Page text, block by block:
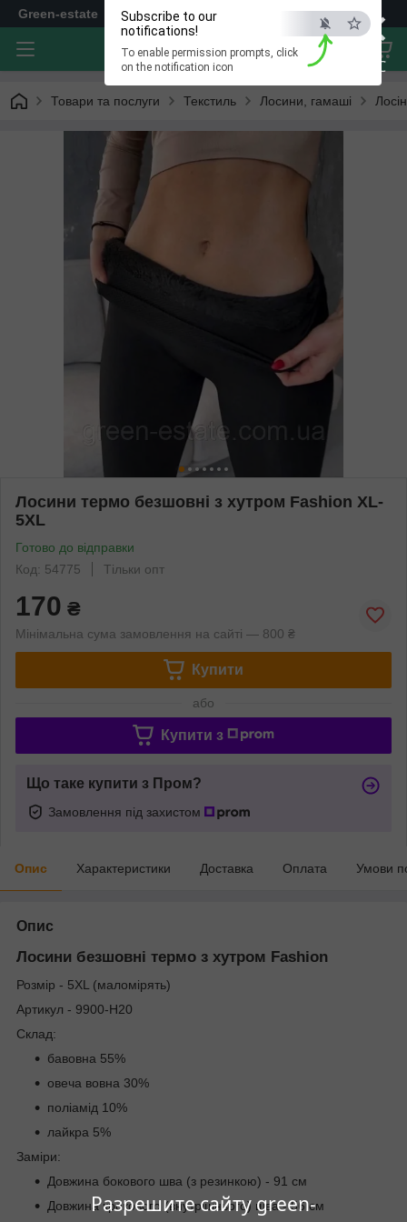
×
ESC
Разрешите сайту green-
Subscribe to our
notifications!
To enable permission prompts, click
on the notification icon
Green-estate
Товари та послуги Текстиль Лосини, гамаші
Лосини термо безшовні з хутром Fashion XL-
5XL
Готово до відправки
Код: 54775
Тільки опт
170 ₴
Мінімальна сума замовлення на сайті — 800 ₴
Купити
або
Купити з
Що таке купити з Пром?
Замовлення під захистом
Опис Характеристики Доставка Оплата Умови
Опис
Лосини безшовні термо з хутром Fashion
Розмір - 5XL (маломірять)
Артикул - 9900-H20
Склад:
бавовна 55%
овеча вовна 30%
поліамід 10%
лайкра 5%
Заміри:
Довжина бокового шва (з резинкою) - 91 см
Довжина крокового (внутрішнього) шва - 56 см